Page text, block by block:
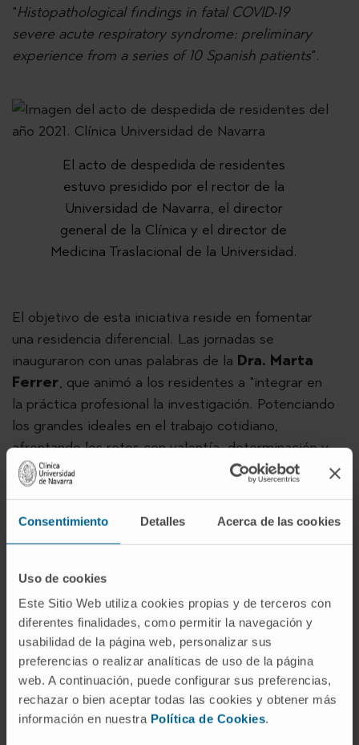
Consentimiento Detalles Acerca de las cookies
Uso de cookies
Este Sitio Web utiliza cookies propias y de terceros con
diferentes finalidades, como permitir la navegación y
usabilidad de la página web, personalizar sus
preferencias o realizar analíticas de uso de la página
web. A continuación, puede configurar sus preferencias,
rechazar o bien aceptar todas las cookies y obtener más
información en nuestra Política de Cookies.
"Histopathological findings in fatal COVID-19
severe acute respiratory syndrome: preliminary
experience from a series of 10 Spanish patients".
El acto de despedida de residentes
estuvo presidido por el rector de la
Universidad de Navarra, el director
general de la Clínica y el director de
Medicina Traslacional de la Universidad.
Previous
El objetivo de esta iniciativa reside en fomentar
una residencia diferencial. Las jornadas se
inauguraron con unas palabras de la Dra. Marta
Ferrer, que animó a los residentes a "integrar en
la práctica profesional la investigación. Potenciando
los grandes ideales en el trabajo cotidiano,
afrontando los retos con valentía, determinación y
una sana curiosidad científica que busque la
generación del conocimiento". Después de las
palabras de bienvenida, tuvieron lugar las
José Gavira(Cardiología),
(Radiodiagnóstico),Ramón Lecumberri
(Hematología),Nerea Varo(Lab. Bioquímica) e
Iván Peñuelas (Radiofarmacia).